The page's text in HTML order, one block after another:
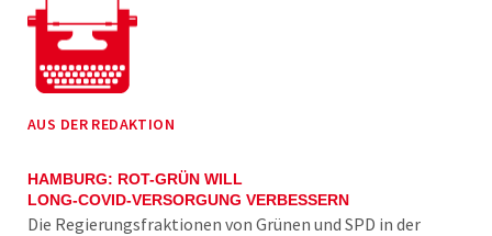
AUS DER REDAKTION
HAMBURG: ROT-GRÜN WILL
LONG-COVID-VERSORGUNG VERBESSERN
Die Regierungsfraktionen von Grünen und SPD in der